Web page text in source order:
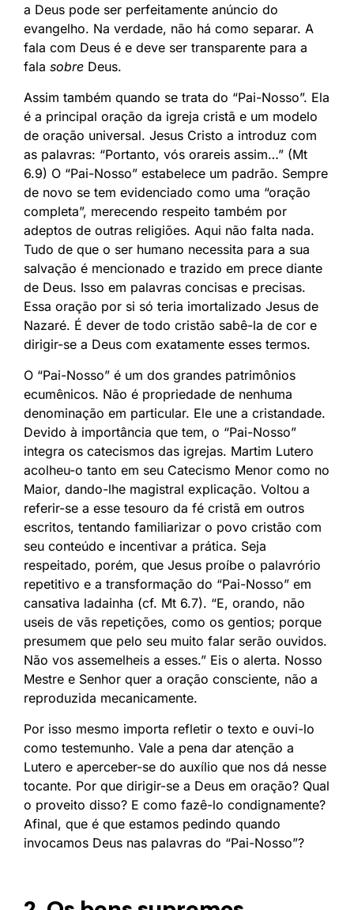
a Deus pode ser perfeitamente anúncio do
evangelho. Na verdade, não há como separar. A
fala com Deus é e deve ser transparente para a
fala sobre Deus.
Assim também quando se trata do “Pai-Nosso”. Ela
é a principal oração da igreja cristã e um modelo
de oração universal. Jesus Cristo a introduz com
as palavras: “Portanto, vós orareis assim…” (Mt
6.9) O “Pai-Nosso” estabelece um padrão. Sempre
de novo se tem evidenciado como uma “oração
completa”, merecendo respeito também por
adeptos de outras religiões. Aqui não falta nada.
Tudo de que o ser humano necessita para a sua
salvação é mencionado e trazido em prece diante
de Deus. Isso em palavras concisas e precisas.
Essa oração por si só teria imortalizado Jesus de
Nazaré. É dever de todo cristão sabê-la de cor e
dirigir-se a Deus com exatamente esses termos.
O “Pai-Nosso” é um dos grandes patrimônios
ecumênicos. Não é propriedade de nenhuma
denominação em particular. Ele une a cristandade.
Devido à importância que tem, o “Pai-Nosso”
integra os catecismos das igrejas. Martim Lutero
acolheu-o tanto em seu Catecismo Menor como no
Maior, dando-lhe magistral explicação. Voltou a
referir-se a esse tesouro da fé cristã em outros
escritos, tentando familiarizar o povo cristão com
seu conteúdo e incentivar a prática. Seja
respeitado, porém, que Jesus proíbe o palavrório
repetitivo e a transformação do “Pai-Nosso” em
cansativa ladainha (cf. Mt 6.7). “E, orando, não
useis de vãs repetições, como os gentios; porque
presumem que pelo seu muito falar serão ouvidos.
Não vos assemelheis a esses.” Eis o alerta. Nosso
Mestre e Senhor quer a oração consciente, não a
reproduzida mecanicamente.
Por isso mesmo importa refletir o texto e ouvi-lo
como testemunho. Vale a pena dar atenção a
Lutero e aperceber-se do auxílio que nos dá nesse
tocante. Por que dirigir-se a Deus em oração? Qual
o proveito disso? E como fazê-lo condignamente?
Afinal, que é que estamos pedindo quando
invocamos Deus nas palavras do “Pai-Nosso”?